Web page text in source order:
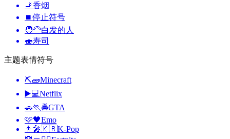
🚬香烟
⏹️停止符号
🧑‍🦳白发的人
🍣寿司
主题表情符号
⛏🧱Minecraft
▶️💻Netflix
🚗🏃🚔GTA
🩷🖤Emo
👨‍🎤🇰🇷K-Pop